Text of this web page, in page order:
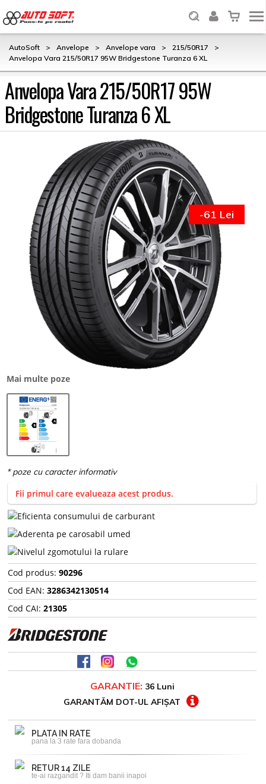
AutoSoft > Anvelope > Anvelope vara > 215/50R17
>
Anvelopa Vara 215/50R17 95W Bridgestone Turanza 6 XL
Anvelopa Vara 215/50R17 95W
Bridgestone Turanza 6 XL
Mai multe poze
-61 Lei
Fii primul care evalueaza acest produs.
Cod produs: 90296
Cod EAN: 3286342130514
Cod CAI: 21305
GARANTIE: 36 Luni
GARANTĂM DOT-UL AFIȘAT
PLATA IN RATE
pana la 3 rate fara dobanda
RETUR 14 ZILE
te-ai razgandit ? Iti dam banii inapoi